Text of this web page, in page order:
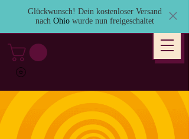
Glückwunsch! Dein kostenloser Versand
nach Ohiowurde nun freigeschaltet